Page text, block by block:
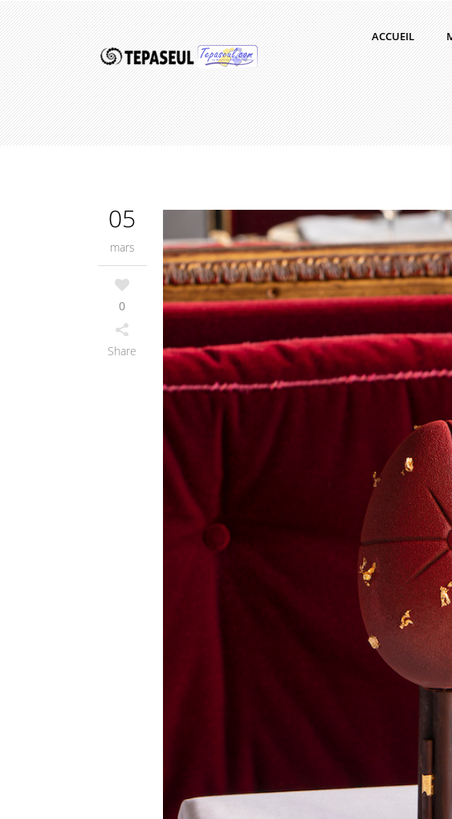
ACCUEIL
05
mars
0
Share